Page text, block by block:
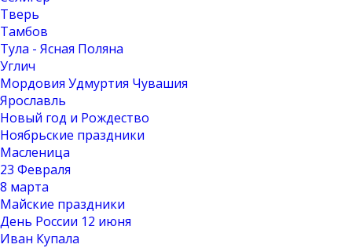
Тверь
Тамбов
Тула - Ясная Поляна
Углич
Мордовия Удмуртия Чувашия
Ярославль
Новый год и Рождество
Ноябрьские праздники
Масленица
23 Февраля
8 марта
Майские праздники
День России 12 июня
Иван Купала